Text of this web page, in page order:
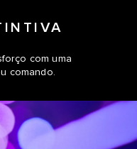
com uma
comando.